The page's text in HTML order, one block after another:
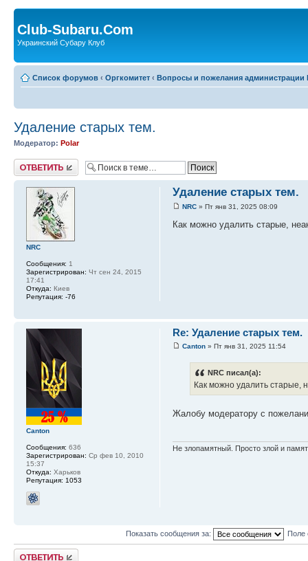
Club-Subaru.Com
Украинский Субару Клуб
Список форумов ‹ Оргкомитет ‹ Вопросы и пожелания администрации
Удаление старых тем.
Модератор: Polar
Ответить
Удаление старых тем.
NRC» Пт янв 31, 2025 08:09
Как можно удалить старые,
NRC
Сообщения: 1
Зарегистрирован: Чт сен 24, 2015
17:41
Откуда: Киев
Репутация: -76
Re: Удаление старых тем.
Canton» Пт янв 31, 2025 11:54
NRC писал(а):
Как можно удалить старые,
Жалобу модератору с
Не злопамятный. Просто злой и
Canton
Сообщения: 636
Зарегистрирован: Ср фев 10, 2010
15:37
Откуда: Харьков
Репутация: 1053
Показать сообщения за: Поле
Ответить